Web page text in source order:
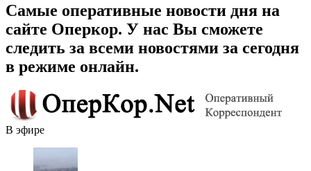
Самые оперативные новости дня на
сайте Оперкор. У нас Вы сможете
следить за всеми новостями за сегодня
в режиме онлайн.
В эфире